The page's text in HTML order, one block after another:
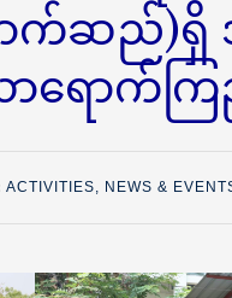
က်ဆည်)ရှိ
လာရောက်က
ACTIVITIES, NEWS &